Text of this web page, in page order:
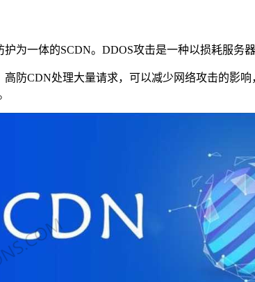
一体的SCDN。DDOS攻击是一种以损耗服务器
CDN处理大量请求，可以减少网络攻击的影响